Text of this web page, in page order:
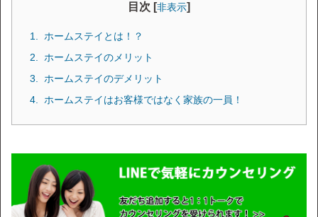
目次 [非表示]
ホームステイとは！？
ホームステイのメリット
ホームステイのデメリット
ホームステイはお客様ではなく家族の一員！